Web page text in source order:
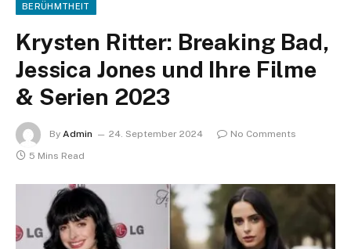
BERÜHMTHEIT
Krysten Ritter: Breaking Bad,
Jessica Jones und Ihre Filme
& Serien 2023
By Admin 24. September 2024
No Comments
5 Mins Read